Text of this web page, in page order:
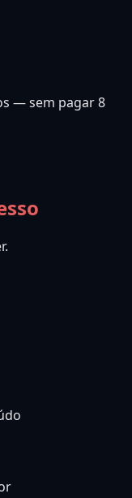
— sem pagar 8